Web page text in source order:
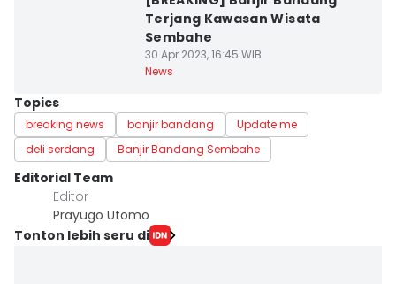
Terjang Kawasan Wisata
Sembahe
30 Apr 2023, 16:45 WIB
News
Topics
breaking news banjir bandang
Update me
deli serdang
Banjir Bandang Sembahe
Editorial Team
Editor
Prayugo Utomo
Tonton lebih seru di